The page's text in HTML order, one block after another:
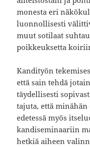
monesta eri
luonnollisesti
muut sotilaat
poikkeuksetta
Kandityön
että sain tehdä
täydellisesti
tajuta, että
edetessä myös
kandiseminaariin
hetkiä aiheen